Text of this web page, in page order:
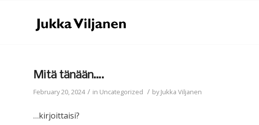
Mitä tänään….
February 20, 2024 / in Uncategorized / byJukka Viljanen
…kirjoittaisi?